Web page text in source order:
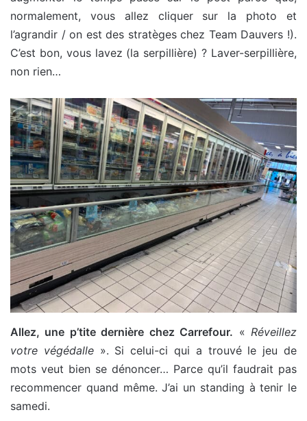
normalement, vous allez cliquer sur la photo et
l’agrandir / on est des stratèges chez Team Dauvers !).
C’est bon, vous lavez (la serpillière) ? Laver-serpillière,
non rien…
Allez, une p’tite dernière chez Carrefour. «Réveillez
votre végédalle». Si celui-ci qui a trouvé le jeu de
mots veut bien se dénoncer… Parce qu’il faudrait pas
recommencer quand même. J’ai un standing à tenir le
samedi.